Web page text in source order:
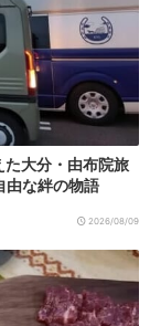
た大分・由布院旅
な絆の物語
2026/08/09